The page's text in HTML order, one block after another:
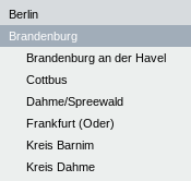
Berlin
Brandenburg
Brandenburg an der Havel
Cottbus
Dahme/Spreewald
Frankfurt (Oder)
Kreis Barnim
Kreis Dahme